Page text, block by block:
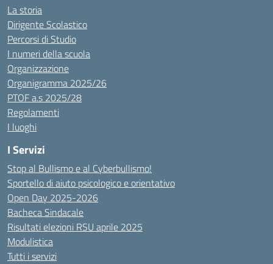
La storia
Dirigente Scolastico
Percorsi di Studio
I numeri della scuola
Organizzazione
Organigramma 2025/26
PTOF a.s 2025/28
Regolamenti
I luoghi
I Servizi
Stop al Bullismo e al Cyberbullismo!
Sportello di aiuto psicologico e orientativo
Open Day 2025-2026
Bacheca Sindacale
Risultati elezioni RSU aprile 2025
Modulistica
Tutti i servizi